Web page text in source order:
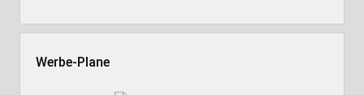
Werbe-Plane